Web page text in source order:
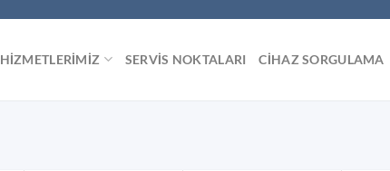
HIZMETLERIMIZ SERVIS NOKTALARI CIHAZ SORGULAMA